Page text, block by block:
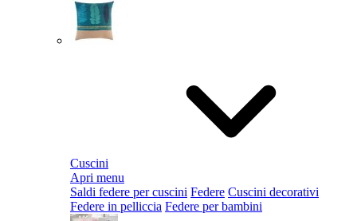
Cuscini
Apri menu
Saldi federe per cuscini Federe Cuscini decorativi
Federe in pelliccia Federe per bambini